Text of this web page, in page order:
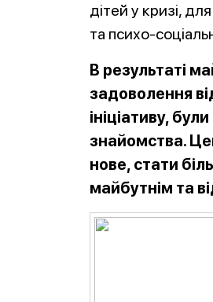
дітей у кризі,
та психо-
В результаті
задоволення
ініціативу,
знайомства.
нове, стати
майбутнім та